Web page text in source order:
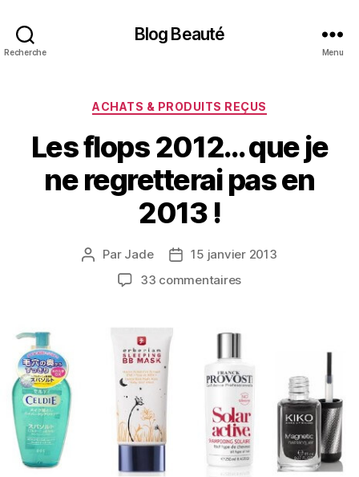
Recherche
Blog Beauté
Menu
Catégories
ACHATS & PRODUITS REÇUS
Les flops 2012… que je
ne regretterai pas en
2013 !
Auteur
l’article
Par Jade
Date15 janvier 2013
33 commentairessur
2012…
ne
regretterai
pas
en
2013